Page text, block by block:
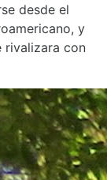
desde el
y
rivalizara con